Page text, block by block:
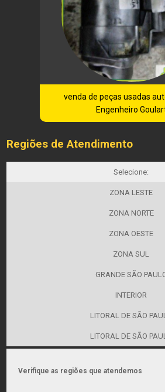
venda de peças usadas
Engenheiro
Regiões de Atendimento
Selecione:
ZONA LESTE
ZONA NORTE
ZONA OESTE
ZONA SUL
GRANDE SÃO
INTERIOR
LITORAL DE SÃO
LITORAL DE SÃO
Verifique as regiões que atendemos